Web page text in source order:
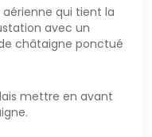
qui tient la
avec un
châtaigne ponctué
mettre en avant